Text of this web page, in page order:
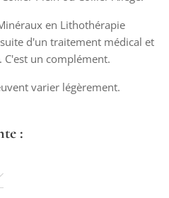
en Lithothérapie
d'un traitement médical et
un complément.
varier légèrement.
: